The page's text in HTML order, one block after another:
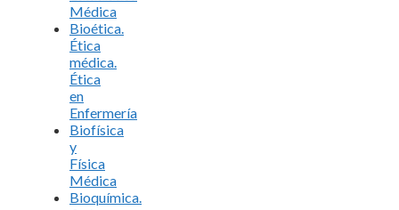
Médica
Bioética.
Ética
médica.
Ética
en
Enfermería
Biofísica
y
Física
Médica
Bioquímica.